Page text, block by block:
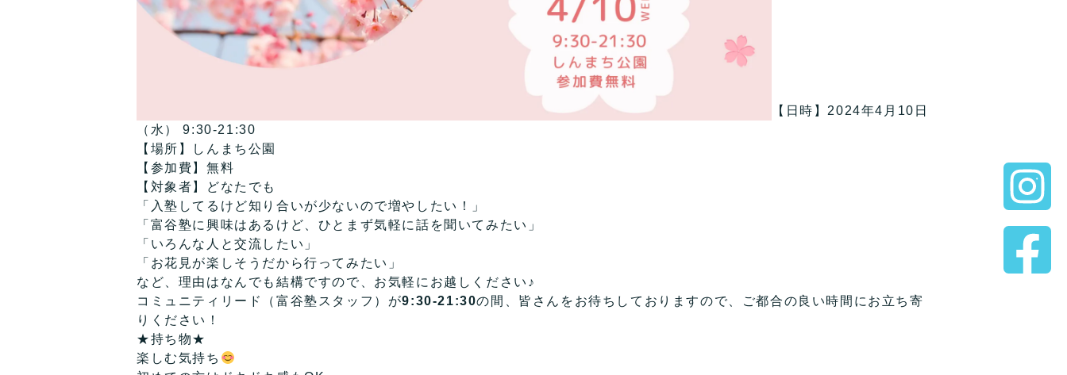
【日時】2024年4月10日
（水） 9:30-21:30
【場所】しんまち公園
【参加費】無料
【対象者】どなたでも
「入塾してるけど知り合いが少ないので増やしたい！」
「富谷塾に興味はあるけど、ひとまず気軽に話を聞いてみたい」
「いろんな人と交流したい」
「お花見が楽しそうだから行ってみたい」
など、理由はなんでも結構ですので、お気軽にお越しください♪
コミュニティリード（富谷塾スタッフ）が9:30-21:30の間、皆さんをお待ちしておりますので、ご都合の良い時間にお立ち寄
りください！
★持ち物★
楽しむ気持ち